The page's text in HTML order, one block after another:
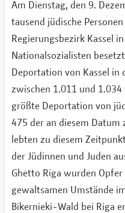
Am Dienstag, den 9.
tausend jüdische
Regierungsbezirk Kassel
Nationalsozialisten
Deportation von Kassel in
zwischen 1.011 und 1.034
größte Deportation von
475 der an diesem Datum
lebten zu diesem
der Jüdinnen und Juden
Ghetto Riga wurden
gewaltsamen Umstände
Bikernieki-Wald bei Riga